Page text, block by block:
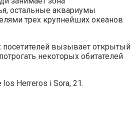
остальные аквариумы
трех крупнейших океанов
вызывает открытый
некоторых обитателей
Herreros i Sora, 21.